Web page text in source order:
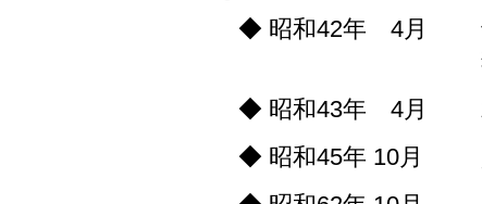
◆ 昭和42年 4月
◆ 昭和43年 4月
◆ 昭和45年 10月